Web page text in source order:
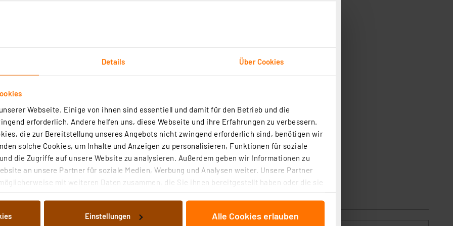
Details Über Cookies
Webseite. Einige von ihnen sind essentiell und damit für den Betrieb und die
erforderlich. Andere helfen uns, diese Webseite und ihre Erfahrungen zu verbessern.
die zur Bereitstellung unseres Angebots nicht zwingend erforderlich sind, benötigen wir
solche Cookies, um Inhalte und Anzeigen zu personalisieren, Funktionen für soziale
die Zugriffe auf unsere Website zu analysieren. Außerdem geben wir Informationen zu
an unsere Partner für soziale Medien, Werbung und Analysen weiter. Unsere Partner
mit weiteren Daten zusammen, die Sie ihnen bereitgestellt haben oder die sie
dargestellten bzw. die von Ihnen ausgewählten Verarbeitungszwecke (Art. 6
Einstellungen Alle Cookies erlauben
Lösungen:
App und gebührenfreiem Cloud-Service
WebUI
über z. B. einen Bewegungsmelder oder Fenster-/Türkontakt
per Push-Benachrichtigung aufs Smartphone
Schutzmodus durch akustische/optische Signale